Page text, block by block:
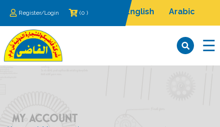
Register/Login (0 ) English Arabic
×
☰
MY ACCOUNT